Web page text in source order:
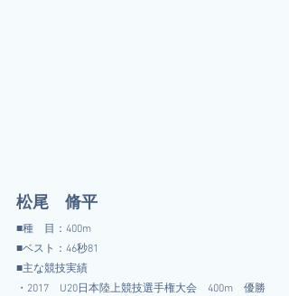
松尾　脩平
■種　目：400m
■ベスト：46秒81
■主な競技実績
・2017　U20日本陸上競技選手権大会　400m　優勝